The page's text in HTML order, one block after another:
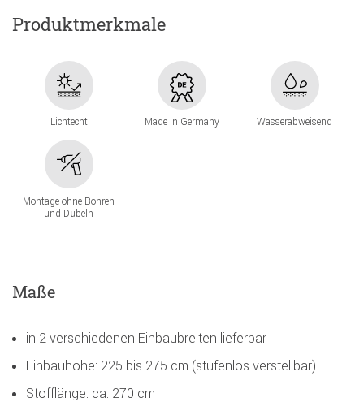
Produktmerkmale
Lichtecht Made in Germany Wasserabweisend
Montage ohne Bohren
und Dübeln
Maße
in 2 verschiedenen Einbaubreiten lieferbar
Einbauhöhe: 225 bis 275 cm (stufenlos verstellbar)
Stofflänge: ca. 270 cm